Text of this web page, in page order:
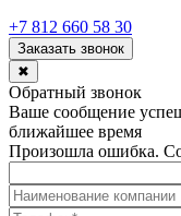
+7 812 660 58 30
Заказать звонок
✖
Обратный звонок
Ваше сообщение
ближайшее время
Произошла ошибка.